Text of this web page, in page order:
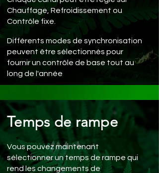
Chauffage, Refroidissement ou
Contrôle fixe.
Différents modes de synchronisation
peuvent être sélectionnés pour
fournir un contrôle de base tout au
long de l'année
Temps de rampe
Vous pouvez maintenant
sélectionner un temps de rampe qui
rend les changements de